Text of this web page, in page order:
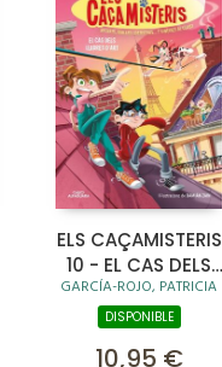
ELS CAÇAMISTERIS
10 - EL CAS DELS
LLADRES D'ART
GARCÍA-ROJO, PATRICIA
DISPONIBLE
10,95 €